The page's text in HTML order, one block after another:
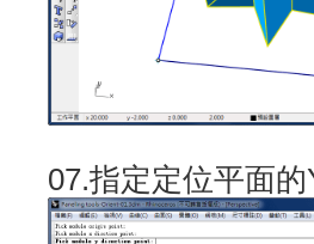
07.指定定位平面